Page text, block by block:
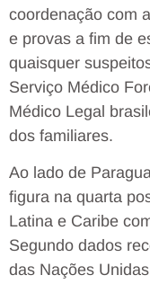
coordenação com
e provas a fim de
quaisquer
Serviço Médico
Médico Legal
dos familiares.
Ao lado de
figura na quarta
Latina e Caribe
Segundo dados
das Nações